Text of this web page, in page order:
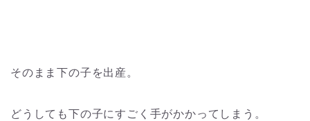
そのまま下の子を出産。
どうしても下の子にすごく手がかかってしまう。